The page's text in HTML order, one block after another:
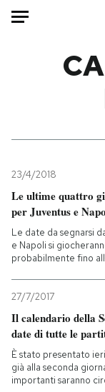
Mondo
Tecnologia
Internet
Cultura
Economia
PODCAST
23/4/2018
Le ultime quattro
per Juventus e
Le date da segnarsi
e Napoli si
probabilmente fino
27/7/2017
Il calendario della
date di tutte le
È stato presentato
già alla seconda
importanti saranno